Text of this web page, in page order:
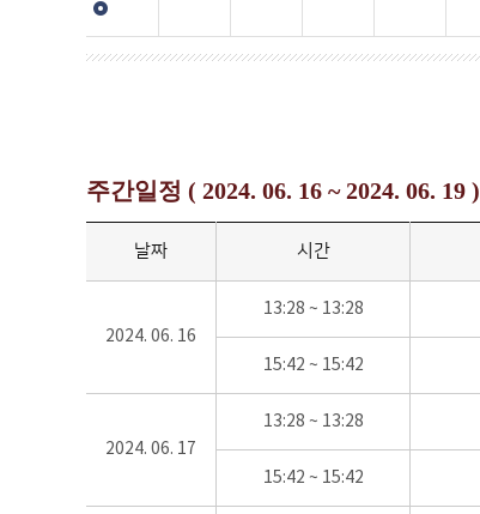
주간일정 ( 2024. 06. 16 ~ 2024. 06. 19 )
날짜 시간
2024. 06. 16
13:28 ~ 13:28
15:42 ~ 15:42
2024. 06. 17
13:28 ~ 13:28
15:42 ~ 15:42